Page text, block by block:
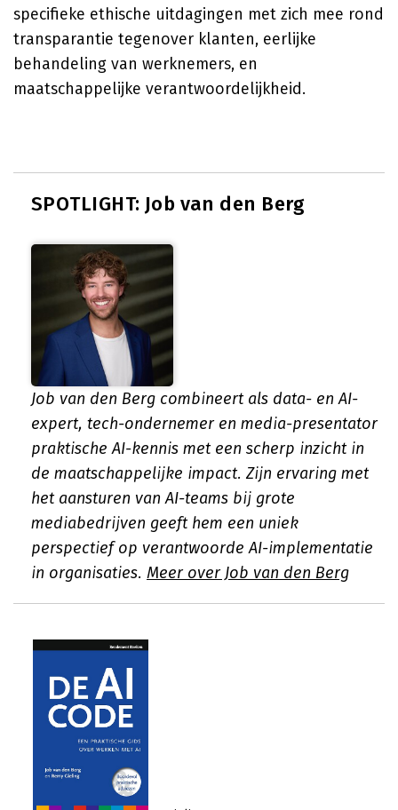
specifieke ethische uitdagingen met zich mee rond
transparantie tegenover klanten, eerlijke
behandeling van werknemers, en
maatschappelijke verantwoordelijkheid.
SPOTLIGHT: Job van den Berg
Job van den Berg combineert als data- en AI-
expert, tech-ondernemer en media-presentator
praktische AI-kennis met een scherp inzicht in
de maatschappelijke impact. Zijn ervaring met
het aansturen van AI-teams bij grote
mediabedrijven geeft hem een uniek
perspectief op verantwoorde AI-implementatie
in organisaties. Meer over Job van den Berg